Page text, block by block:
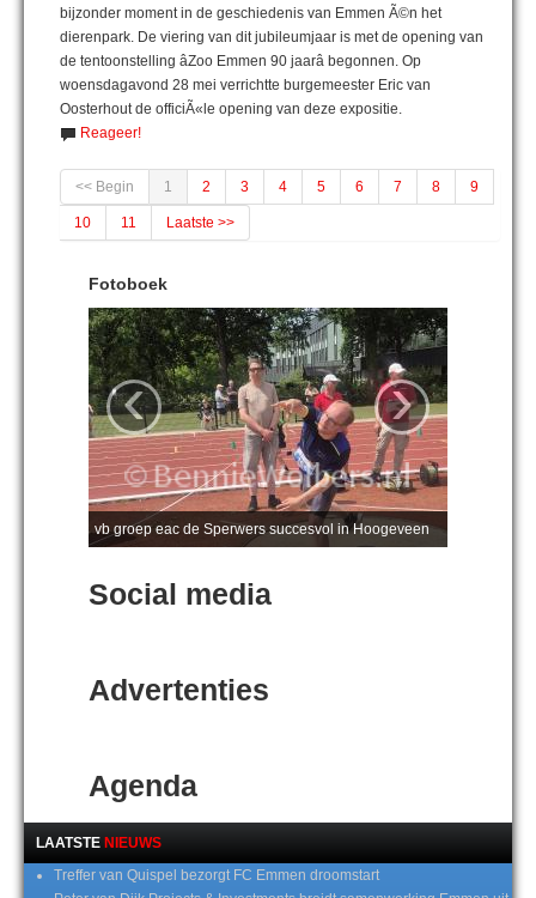
bijzonder moment in de geschiedenis van Emmen Ã©n het
dierenpark. De viering van dit jubileumjaar is met de opening van
de tentoonstelling âZoo Emmen 90 jaarâ begonnen. Op
woensdagavond 28 mei verrichtte burgemeester Eric van
Oosterhout de officiÃ«le opening van deze expositie.
Reageer!
<< Begin 1 2 3 4 5 6 7 8 9
10 11 Laatste >>
Fotoboek
vb groep eac de Sperwers succesvol in Hoogeveen
‹ ›
Social media
Advertenties
Agenda
LAATSTE NIEUWS
Treffer van Quispel bezorgt FC Emmen droomstart